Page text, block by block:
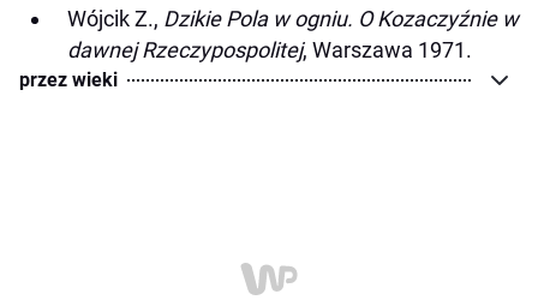
Wójcik Z., Dzikie Pola w ogniu. O Kozaczyźnie w
dawnej Rzeczypospolitej, Warszawa 1971.
przez wieki